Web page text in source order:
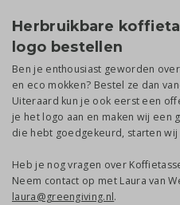
Herbruikbare
logo bestellen
Ben je enthousiast geworden
en eco mokken? Bestel ze dan
Uiteraard kun je ook eerst een
je het logo aan en maken wij een
die hebt goedgekeurd, starten
Heb je nog vragen over
Neem contact op met Laura van
laura@greengiving.nl.